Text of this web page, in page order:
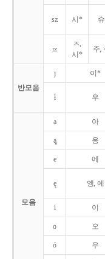
sz 시*
rz
ㅈ,
시*
주,
반모음
j 이*
ł 우
모음
a 아
ą̨ 옹
e 에
ę 엥, 에
i 이
o 오
ó 우